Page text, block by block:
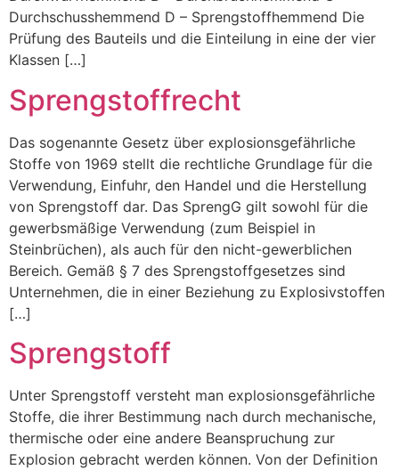
Durchschusshemmend D – Sprengstoffhemmend Die
Prüfung des Bauteils und die Einteilung in eine der vier
Klassen […]
Sprengstoffrecht
Das sogenannte Gesetz über explosionsgefährliche
Stoffe von 1969 stellt die rechtliche Grundlage für die
Verwendung, Einfuhr, den Handel und die Herstellung
von Sprengstoff dar. Das SprengG gilt sowohl für die
gewerbsmäßige Verwendung (zum Beispiel in
Steinbrüchen), als auch für den nicht-gewerblichen
Bereich. Gemäß § 7 des Sprengstoffgesetzes sind
Unternehmen, die in einer Beziehung zu Explosivstoffen
[…]
Sprengstoff
Unter Sprengstoff versteht man explosionsgefährliche
Stoffe, die ihrer Bestimmung nach durch mechanische,
thermische oder eine andere Beanspruchung zur
Explosion gebracht werden können. Von der Definition